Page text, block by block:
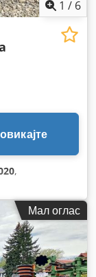
1 / 6
,
Мал оглас